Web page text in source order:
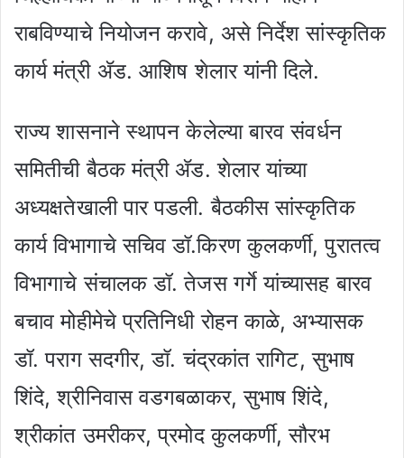
राबविण्याचे नियोजन करावे, असे निर्देश सांस्कृतिक
कार्य मंत्री ॲड. आशिष शेलार यांनी दिले.
राज्य शासनाने स्थापन केलेल्या बारव संवर्धन
समितीची बैठक मंत्री ॲड. शेलार यांच्या
अध्यक्षतेखाली पार पडली. बैठकीस सांस्कृतिक
कार्य विभागाचे सचिव डॉ.किरण कुलकर्णी, पुरातत्व
विभागाचे संचालक डॉ. तेजस गर्गे यांच्यासह बारव
बचाव मोहीमेचे प्रतिनिधी रोहन काळे, अभ्यासक
डॉ. पराग सदगीर, डॉ. चंद्रकांत रागिट, सुभाष
शिंदे, श्रीनिवास वडगबळाकर, सुभाष शिंदे,
श्रीकांत उमरीकर, प्रमोद कुलकर्णी, सौरभ